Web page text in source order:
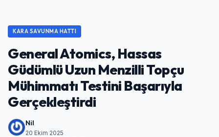
KARA SAVUNMA HATTI
General Atomics, Hassas
Güdümlü Uzun Menzilli Topçu
Mühimmatı Testini Başarıyla
Gerçekleştirdi
Nil
20 Ekim 2025